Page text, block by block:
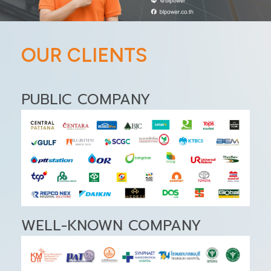
OUR CLIENTS
PUBLIC COMPANY
WELL-KNOWN COMPANY